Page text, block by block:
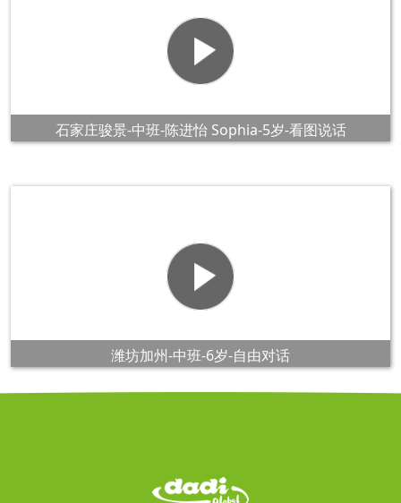
石家庄骏景-中班-陈进怡 Sophia-5岁-看图说话
潍坊加州-中班-6岁-自由对话